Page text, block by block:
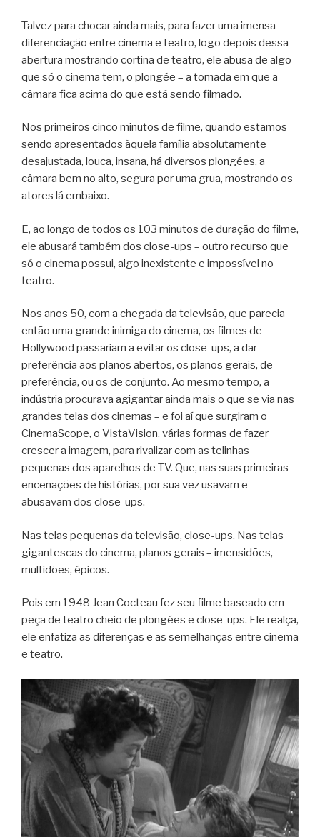
Talvez para chocar ainda mais, para fazer uma imensa
diferenciação entre cinema e teatro, logo depois dessa
abertura mostrando cortina de teatro, ele abusa de algo
que só o cinema tem, o plongée – a tomada em que a
câmara fica acima do que está sendo filmado.
Nos primeiros cinco minutos de filme, quando estamos
sendo apresentados àquela família absolutamente
desajustada, louca, insana, há diversos plongées, a
câmara bem no alto, segura por uma grua, mostrando os
atores lá embaixo.
E, ao longo de todos os 103 minutos de duração do filme,
ele abusará também dos close-ups – outro recurso que
só o cinema possui, algo inexistente e impossível no
teatro.
Nos anos 50, com a chegada da televisão, que parecia
então uma grande inimiga do cinema, os filmes de
Hollywood passariam a evitar os close-ups, a dar
preferência aos planos abertos, os planos gerais, de
preferência, ou os de conjunto. Ao mesmo tempo, a
indústria procurava agigantar ainda mais o que se via nas
grandes telas dos cinemas – e foi aí que surgiram o
CinemaScope, o VistaVision, várias formas de fazer
crescer a imagem, para rivalizar com as telinhas
pequenas dos aparelhos de TV. Que, nas suas primeiras
encenações de histórias, por sua vez usavam e
abusavam dos close-ups.
Nas telas pequenas da televisão, close-ups. Nas telas
gigantescas do cinema, planos gerais – imensidões,
multidões, épicos.
Pois em 1948 Jean Cocteau fez seu filme baseado em
peça de teatro cheio de plongées e close-ups. Ele realça,
ele enfatiza as diferenças e as semelhanças entre cinema
e teatro.